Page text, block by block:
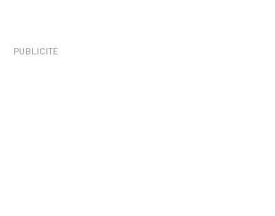
PUBLICITÉ